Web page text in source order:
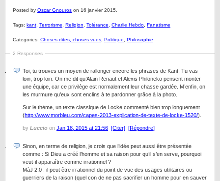
Posted by Oscar Gnouros on 16 janvier 2015.
Tags: kant Terrorisme Religion Tolérance Charlie Hebdo Fanatisme
Categories: Choses dites, choses vues Politique Philosophie
2 Responses
Toi, tu trouves un moyen de rallonger encore les phrases de Kant. Tu vas
loin, trop loin. On me dit qu’Alain Renaut et Alexis Philoneko pensent monter
une équipe, car ce privilège est normalement leur chasse gardée. M’enfin, on
les murmure qu’eux sont enclins à te pardonner grâce à la photo.
Sur le thème, un texte classique de Locke commenté bien trop longuement
(http://www.morbleu.com/capes-2013-explication-de-texte-de-locke-1520/).
by Luccio on Jan 18, 2015 at 21:56 [Citer] [Répondre]
Sinon, en terme de religion, je crois que l’idée peut aussi être présentée
comme : Si Dieu a créé l’homme et sa raison pour qu’il s’en serve, pourquoi
veut-il apparaître comme irrationnel ?
MàJ 2.0 : il peut être irrationnel du point de vue des usages utilitaires ou
guerriers de la raison (quel con de ne pas sacrifier un homme pour en sauver